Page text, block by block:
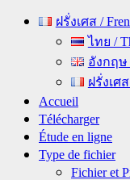
Primary ฝรั่งเศส /
ไทย /
อังกฤษ
ฝรั่งเศ
Accueil
Télécharger
Étude en ligne
Type de fichier
Fichier et